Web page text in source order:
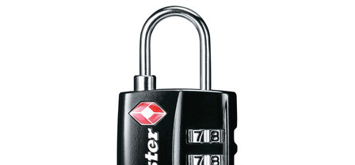
VER DETALLES
Añadir a la lista de cotización